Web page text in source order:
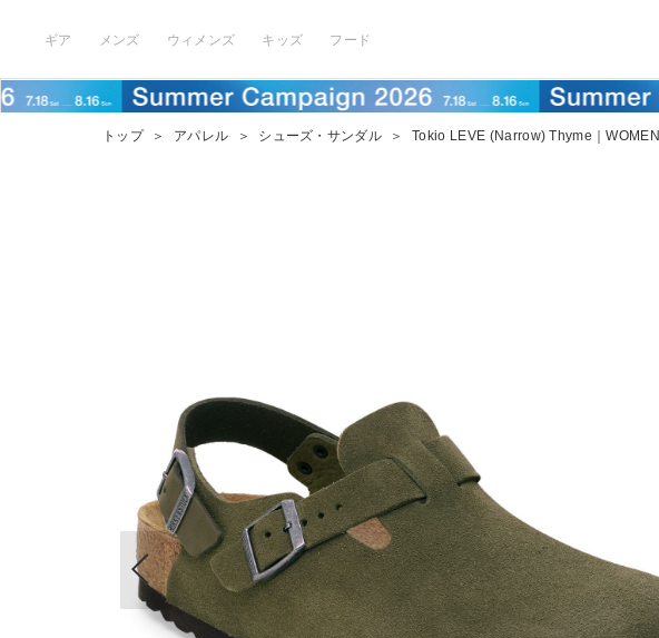
ギア メンズ ウィメンズ キッズ フード
トップ ＞ アパレル ＞ シューズ・サンダル ＞ Tokio LEVE (Narrow) Thyme｜WOMEN